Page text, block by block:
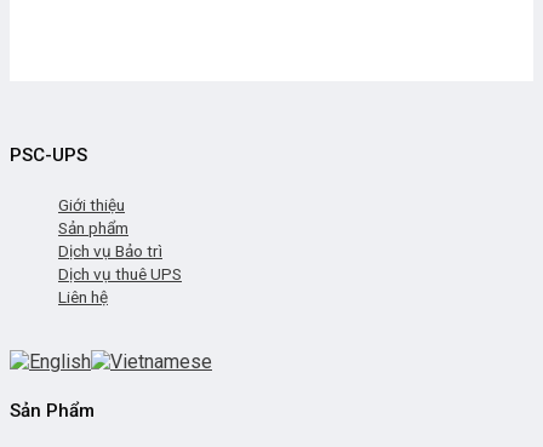
PSC-UPS
Giới thiệu
Sản phẩm
Dịch vụ Bảo trì
Dịch vụ thuê UPS
Liên hệ
Sản Phẩm